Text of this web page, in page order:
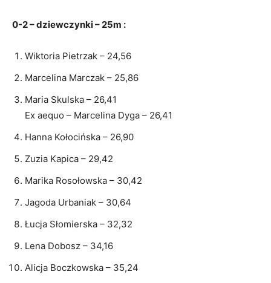
0-2 – dziewczynki – 25m :
Wiktoria Pietrzak – 24,56
Marcelina Marczak – 25,86
Maria Skulska – 26,41
Ex aequo – Marcelina Dyga – 26,41
Hanna Kołocińska – 26,90
Zuzia Kapica – 29,42
Marika Rosołowska – 30,42
Jagoda Urbaniak – 30,64
Łucja Słomierska – 32,32
Lena Dobosz – 34,16
Alicja Boczkowska – 35,24